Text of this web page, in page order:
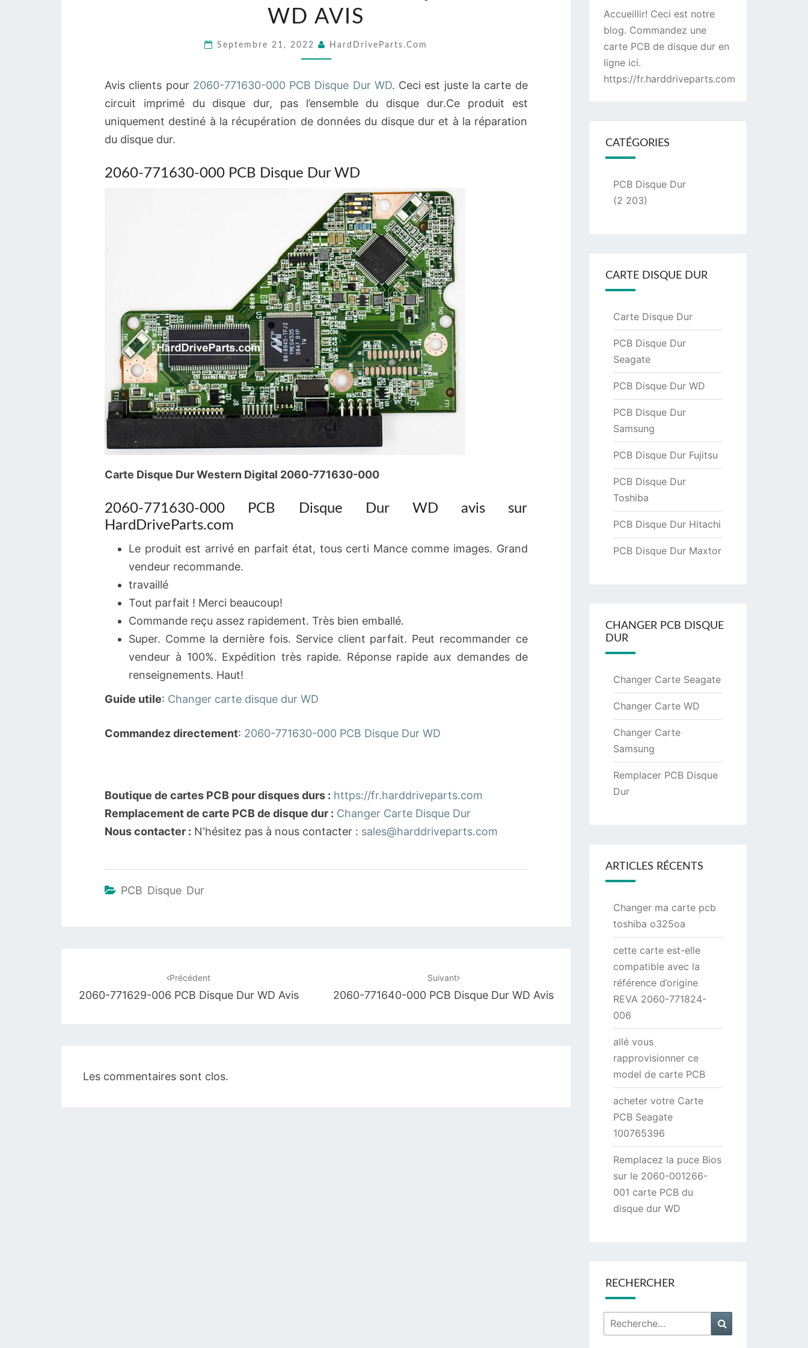
000
DISQUE
WD
AVIS
WD AVIS
Septembre 21, 2022 HardDriveParts.com
Avis clients pour 2060-771630-000 PCB Disque Dur WD. Ceci est juste la carte de
circuit imprimé du disque dur, pas l’ensemble du disque dur.Ce produit est
uniquement destiné à la récupération de données du disque dur et à la réparation
du disque dur.
2060-771630-000 PCB Disque Dur WD
Carte Disque Dur Western Digital 2060-771630-000
2060-771630-000 PCB Disque Dur WD avis sur
HardDriveParts.com
Le produit est arrivé en parfait état, tous certi Mance comme images. Grand
vendeur recommande.
travaillé
Tout parfait ! Merci beaucoup!
Commande reçu assez rapidement. Très bien emballé.
Super. Comme la dernière fois. Service client parfait. Peut recommander ce
vendeur à 100%. Expédition très rapide. Réponse rapide aux demandes de
renseignements. Haut!
Guide utile: Changer carte disque dur WD
Commandez directement: 2060-771630-000 PCB Disque Dur WD
Boutique de cartes PCB pour disques durs : https://fr.harddriveparts.com
Remplacement de carte PCB de disque dur : Changer Carte Disque Dur
Nous contacter : N'hésitez pas à nous contacter : sales@harddriveparts.com
PCB Disque Dur
Précédent
2060-771629-006 PCB Disque Dur WD Avis
Suivant
2060-771640-000 PCB Disque Dur WD Avis
Les commentaires sont clos.
Accueillir! Ceci est notre
blog. Commandez une
carte PCB de disque duren
ligne ici.
https://fr.harddriveparts.com
CATÉGORIES
PCB Disque Dur
(2 203)
CARTE DISQUE DUR
Carte Disque Dur
PCB Disque Dur
Seagate
PCB Disque Dur WD
PCB Disque Dur
Samsung
PCB Disque Dur Fujitsu
PCB Disque Dur
Toshiba
PCB Disque Dur Hitachi
PCB Disque Dur Maxtor
CHANGER PCB DISQUE
DUR
Changer Carte Seagate
Changer Carte WD
Changer Carte
Samsung
Remplacer PCB Disque
Dur
ARTICLES RÉCENTS
Changer ma carte pcb
toshiba o325oa
cette carte est-elle
compatible avec la
référence d’origine
REVA 2060-771824-
006
allé vous
rapprovisionner ce
model de carte PCB
acheter votre Carte
PCB Seagate
100765396
Remplacez la puce Bios
sur le 2060-001266-
001 carte PCB du
disque dur WD
RECHERCHER
Rechercher :